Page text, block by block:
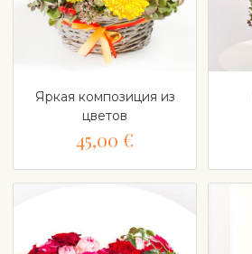
Яркая композиция из
цветов
45,00 €